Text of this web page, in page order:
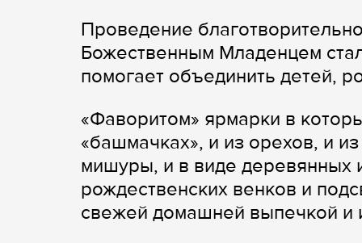
Проведение
Божественным Младенцем
помогает объединить детей,
«Фаворитом» ярмарки в
«башмачках», и из орехов, и
мишуры, и в виде деревянных
рождественских венков и
свежей домашней выпечкой и